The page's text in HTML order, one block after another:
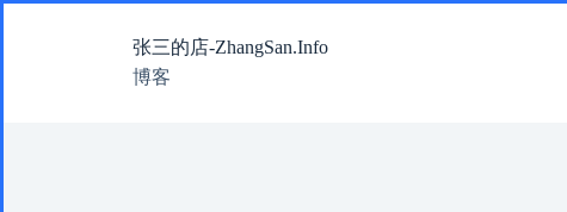
张三的店-ZhangSan.Info
博客